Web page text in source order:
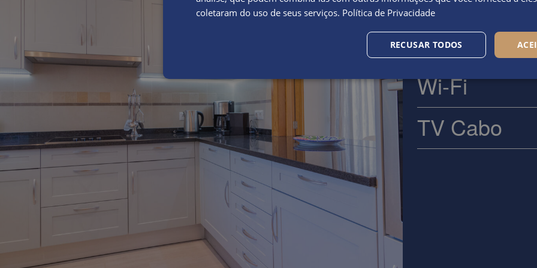
Ar
Wi-Fi
TV Cabo
coletaram do uso de seus serviços. Política de Privacidade
RECUSAR TODOS